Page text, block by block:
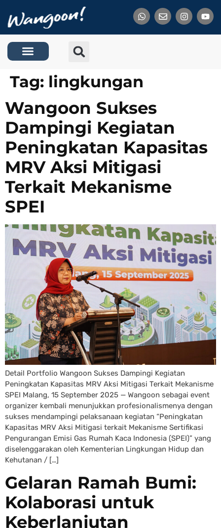
Tag: lingkungan
Wangoon Sukses
Dampingi Kegiatan
Peningkatan Kapasitas
MRV Aksi Mitigasi
Terkait Mekanisme
SPEI
Detail Portfolio Wangoon Sukses Dampingi Kegiatan
Peningkatan Kapasitas MRV Aksi Mitigasi Terkait Mekanisme
SPEI Malang, 15 September 2025 — Wangoon sebagai event
organizer kembali menunjukkan profesionalismenya dengan
sukses mendampingi pelaksanaan kegiatan “Peningkatan
Kapasitas MRV Aksi Mitigasi terkait Mekanisme Sertifikasi
Pengurangan Emisi Gas Rumah Kaca Indonesia (SPEI)” yang
diselenggarakan oleh Kementerian Lingkungan Hidup dan
Kehutanan / […]
Gelaran Ramah Bumi:
Kolaborasi untuk
Keberlanjutan